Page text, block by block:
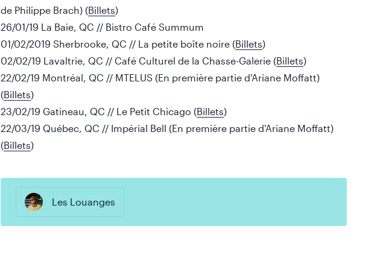
de Philippe Brach) (Billets)
26/01/19 La Baie, QC // Bistro Café Summum
01/02/2019 Sherbrooke, QC // La petite boîte noire (Billets)
02/02/19 Lavaltrie, QC // Café Culturel de la Chasse-Galerie (Billets)
22/02/19 Montréal, QC // MTELUS (En première partie d'Ariane Moffatt)
(Billets)
23/02/19 Gatineau, QC // Le Petit Chicago (Billets)
22/03/19 Québec, QC // Impérial Bell (En première partie d'Ariane Moffatt)
(Billets)
Les Louanges